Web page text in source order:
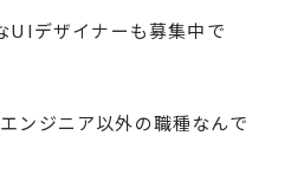
UIデザイナーも募集中で
ンジニア以外の職種なんで